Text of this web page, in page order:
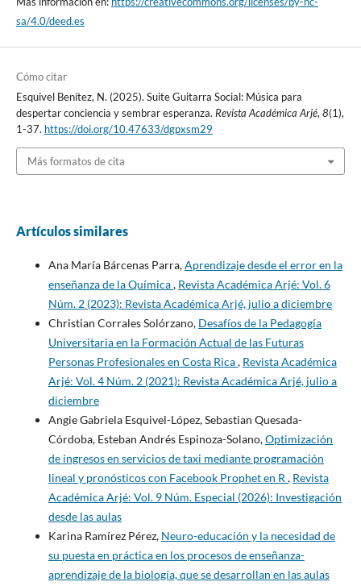
sa/4.0/deed.es
Cómo citar
Esquivel Benítez, N. (2025). Suite Guitarra Social: Música para
despertar conciencia y sembrar esperanza. Revista Académica Arjé, 8(1),
1-37. https://doi.org/10.47633/dgpxsm29
Más formatos de cita
Artículos similares
Ana María Bárcenas Parra,Aprendizaje desde el error en la
enseñanza de la Química, Revista Académica Arjé: Vol. 6
Núm. 2 (2023): Revista Académica Arjé, julio a diciembre
Christian Corrales Solórzano, Desafíos de la Pedagogía
Universitaria en la Formación Actual de las Futuras
Personas Profesionales en Costa Rica, Revista Académica
Arjé: Vol. 4 Núm. 2 (2021): Revista Académica Arjé, julio a
diciembre
Angie Gabriela Esquivel-López, Sebastian Quesada-
Córdoba, Esteban Andrés Espinoza-Solano,Optimización
de ingresos en servicios de taxi mediante programación
lineal y pronósticos con Facebook Prophet en R , Revista
Académica Arjé: Vol. 9 Núm. Especial (2026): Investigación
desde las aulas
Karina Ramírez Pérez, Neuro-educación y la necesidad de
su puesta en práctica en los procesos de enseñanza-
aprendizaje de la biología, que se desarrollan en las aulas